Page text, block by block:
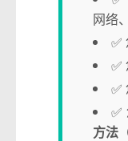
网络
✅
✅
✅
✅
方法